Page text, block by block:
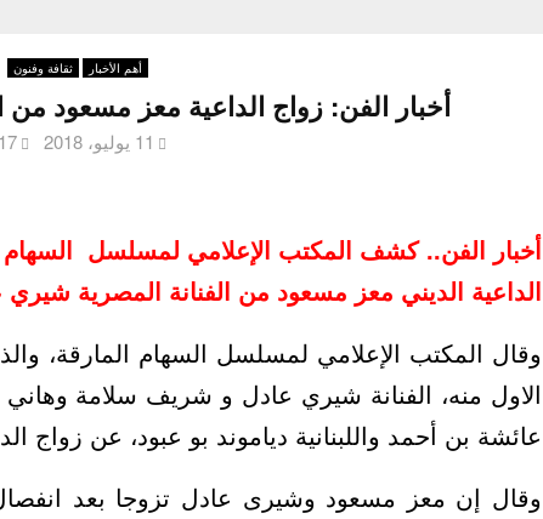
أهم الأخبار ثقافة وفنون
أخبار الفن: زواج الداعية معز مسعود من
11 يوليو، 2018 17
أخبار الفن.. كشف المكتب الإعلامي لمسلسل السهام
الداعية الديني معز مسعود من الفنانة المصرية
وقال المكتب الإعلامي لمسلسل السهام المارقة،
الاول منه، الفنانة شيري عادل و شريف سلامة وهاني
عائشة بن أحمد واللبنانية دياموند بو عبود، عن زواج
وقال إن معز مسعود وشيرى عادل تزوجا بعد